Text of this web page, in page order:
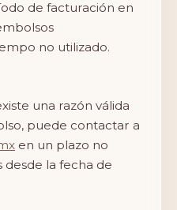
de facturación en
no utilizado.
una razón válida
puede contactar a
en un plazo no
desde la fecha de